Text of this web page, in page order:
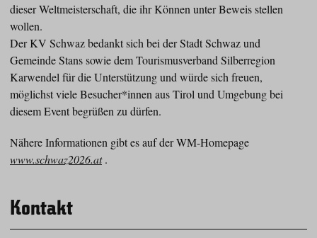
dieser Weltmeisterschaft, die ihr Können unter Beweis stellen
wollen.
Der KV Schwaz bedankt sich bei der Stadt Schwaz und
Gemeinde Stans sowie dem Tourismusverband Silberregion
Karwendel für die Unterstützung und würde sich freuen,
möglichst viele Besucher*innen aus Tirol und Umgebung bei
diesem Event begrüßen zu dürfen.
Nähere Informationen gibt es auf der WM-Homepage
www.schwaz2026.at.
Kontakt